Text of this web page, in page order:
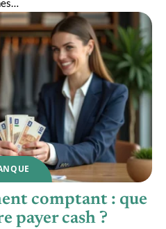
…
comptant : que
payer cash ?